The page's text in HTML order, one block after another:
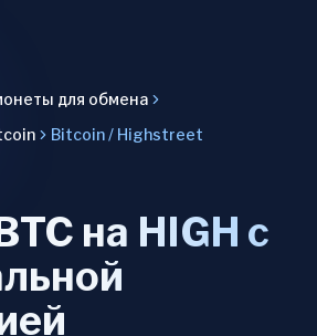
для обмена
Bitcoin / Highstreet
на HIGH с